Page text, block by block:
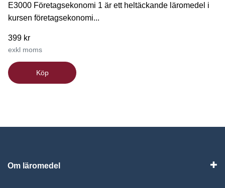
E3000 Företagsekonomi 1 är ett heltäckande läromedel i
kursen företagsekonomi...
399 kr
exkl moms
Köp
Om läromedel